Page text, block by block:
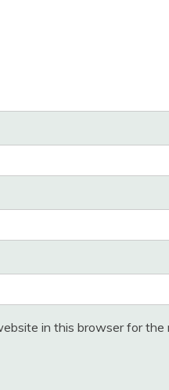
in this browser for